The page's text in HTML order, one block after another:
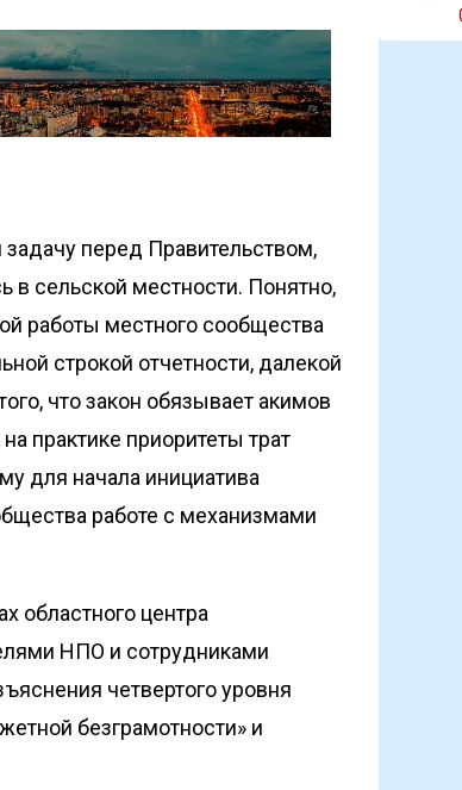
перед Правительством,
в сельской местности. Понятно,
работы местного сообщества
строкой отчетности, далекой
что закон обязывает акимов
практике приоритеты трат
для начала инициатива
работе с механизмами
областного центра
НПО и сотрудниками
четвертого уровня
безграмотности» и